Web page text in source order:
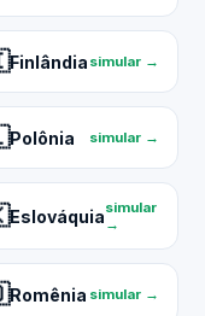
Finlândia simular →
Polônia simular →
Eslováquiasimular
→
Romênia simular →